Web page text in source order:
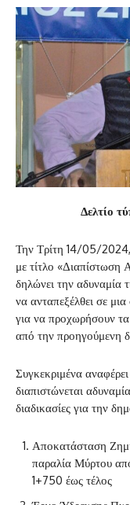
Δελτίο
Την Τρίτη 14/05/
με τίτλο
δηλώνει την αδυναμία
να ανταπεξέλθει σε μια
για να προχωρήσουν
από την προηγούμενη
Συγκεκριμένα
διαπιστώνεται
διαδικασίες για την
Αποκατάσταση
παραλία Μύρτου
1+750 έως τέλος